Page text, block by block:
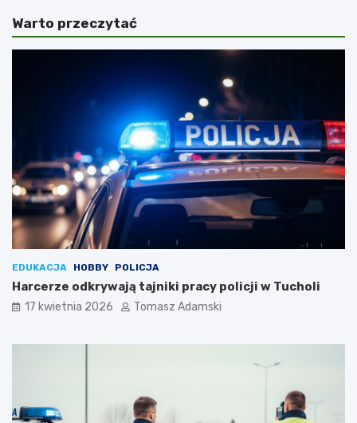
Warto przeczytać
EDUKACJA HOBBY POLICJA
Harcerze odkrywają tajniki pracy policji w Tucholi
17 kwietnia 2026 Tomasz Adamski